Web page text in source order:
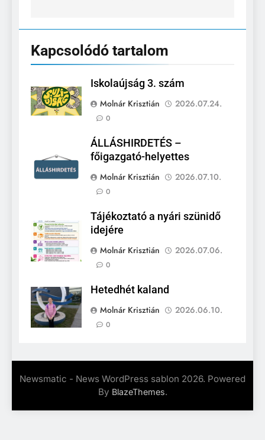
Kapcsolódó tartalom
Iskolaújság 3. szám
Molnár Krisztián
2026.07.24.
0
ÁLLÁSHIRDETÉS –
főigazgató-helyettes
Molnár Krisztián
2026.07.10.
0
Tájékoztató a nyári szünidő
idejére
Molnár Krisztián
2026.07.06.
0
Hetedhét kaland
Molnár Krisztián
2026.06.10.
0
Newsmatic - News WordPress sablon 2026. Powered
By BlazeThemes.